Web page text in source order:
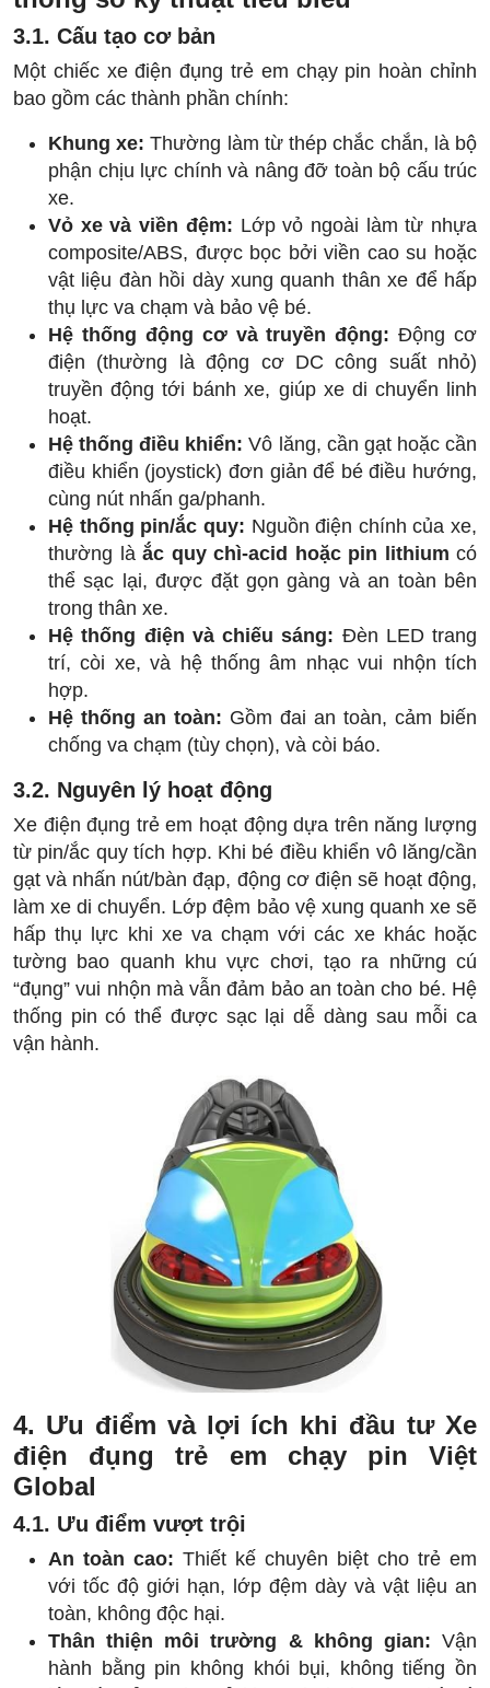
3.1. Cấu tạo cơ bản
Một chiếc xe điện đụng trẻ em chạy pin hoàn chỉnh
bao gồm các thành phần chính:
Khung xe: Thường làm từ thép chắc chắn, là bộ
phận chịu lực chính và nâng đỡ toàn bộ cấu trúc
xe.
Vỏ xe và viền đệm: Lớp vỏ ngoài làm từ nhựa
composite/ABS, được bọc bởi viền cao su hoặc
vật liệu đàn hồi dày xung quanh thân xe để hấp
thụ lực va chạm và bảo vệ bé.
Hệ thống động cơ và truyền động: Động cơ
điện (thường là động cơ DC công suất nhỏ)
truyền động tới bánh xe, giúp xe di chuyển linh
hoạt.
Hệ thống điều khiển: Vô lăng, cần gạt hoặc cần
điều khiển (joystick) đơn giản để bé điều hướng,
cùng nút nhấn ga/phanh.
Hệ thống pin/ắc quy: Nguồn điện chính của xe,
thường là ắc quy chì-acid hoặc pin lithium có
thể sạc lại, được đặt gọn gàng và an toàn bên
trong thân xe.
Hệ thống điện và chiếu sáng: Đèn LED trang
trí, còi xe, và hệ thống âm nhạc vui nhộn tích
hợp.
Hệ thống an toàn: Gồm đai an toàn, cảm biến
chống va chạm (tùy chọn), và còi báo.
3.2. Nguyên lý hoạt động
Xe điện đụng trẻ em hoạt động dựa trên năng lượng
từ pin/ắc quy tích hợp. Khi bé điều khiển vô lăng/cần
gạt và nhấn nút/bàn đạp, động cơ điện sẽ hoạt động,
làm xe di chuyển. Lớp đệm bảo vệ xung quanh xe sẽ
hấp thụ lực khi xe va chạm với các xe khác hoặc
tường bao quanh khu vực chơi, tạo ra những cú
“đụng” vui nhộn mà vẫn đảm bảo an toàn cho bé. Hệ
thống pin có thể được sạc lại dễ dàng sau mỗi ca
vận hành.
4. Ưu điểm và lợi ích khi đầu tư Xe
điện đụng trẻ em chạy pin Việt
Global
4.1. Ưu điểm vượt trội
An toàn cao: Thiết kế chuyên biệt cho trẻ em
với tốc độ giới hạn, lớp đệm dày và vật liệu an
toàn, không độc hại.
Thân thiện môi trường & không gian: Vận
hành bằng pin không khói bụi, không tiếng ồn